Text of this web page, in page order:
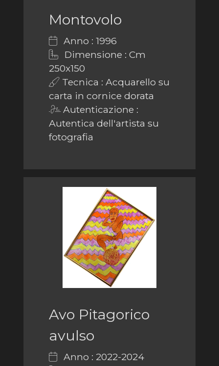
Montovolo
Anno : 1996
Dimensione : Cm
250x150
Tecnica : Acquarello su
carta in cornice dorata
Autenticazione :
Autentica dell'artista su
fotografia
Avo Pitagorico
avulso
Anno : 2022-2024